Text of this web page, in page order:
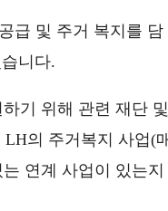
급 및 주거 복지를 담
니다.
기 위해 관련 재단 및
의 주거복지 사업(
연계 사업이 있는지